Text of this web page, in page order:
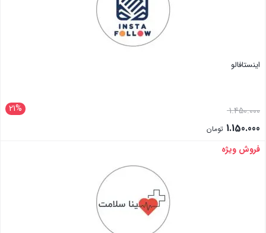
اینستافالو
21% 1.450.000
1.150.000 تومان
بستن
فروش ویژه